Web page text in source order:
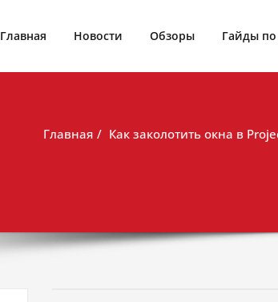
Главная Новости Обзоры Гайды
Главная Как заколотить окна в